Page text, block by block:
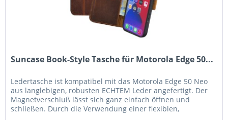
Suncase Book-Style Tasche für Motorola Edge 50...
Ledertasche ist kompatibel mit das Motorola Edge 50 Neo
aus langlebigen, robusten ECHTEM Leder angefertigt. Der
Magnetverschluß lässt sich ganz einfach öffnen und
schließen. Durch die Verwendung einer flexiblen,